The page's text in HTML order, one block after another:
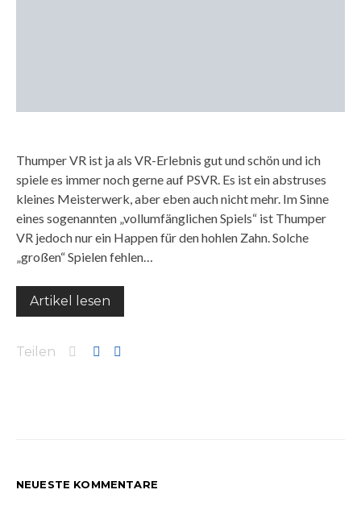
Thumper VR ist ja als VR-Erlebnis gut und schön und ich
spiele es immer noch gerne auf PSVR. Es ist ein abstruses
kleines Meisterwerk, aber eben auch nicht mehr. Im Sinne
eines sogenannten „vollumfänglichen Spiels“ ist Thumper
VR jedoch nur ein Happen für den hohlen Zahn. Solche
„großen“ Spielen fehlen…
Artikel lesen
Teilen
NEUESTE KOMMENTARE